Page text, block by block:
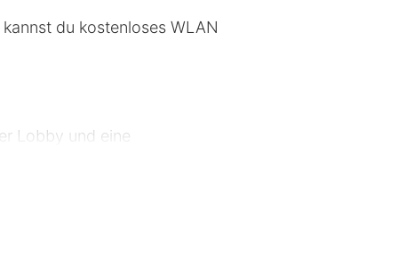
du kostenloses WLAN
Lobby und eine
Toilettenartikel und